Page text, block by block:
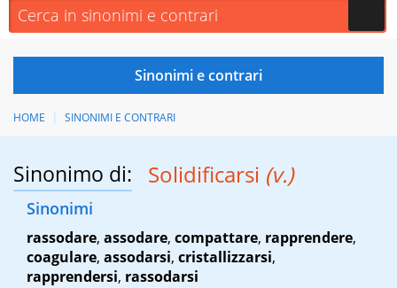
HOME SINONIMI E CONTRARI
Sinonimo di: Solidificarsi (v.)
Sinonimi
rassodare, assodare, compattare, rapprendere,
coagulare, assodarsi, cristallizzarsi,
rapprendersi, rassodarsi